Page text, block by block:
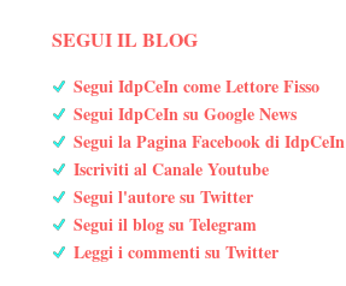
SEGUI IL BLOG
Segui IdpCeIn come Lettore Fisso
Segui IdpCeIn su Google News
Segui la Pagina Facebook di IdpCeIn
Iscriviti al Canale Youtube
Segui l'autore su Twitter
Segui il blog su Telegram
Leggi i commenti su Twitter